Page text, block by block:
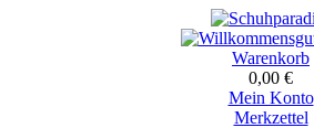
Warenkorb
0,00 €
Mein Konto
Merkzettel